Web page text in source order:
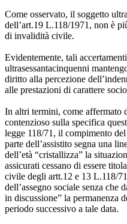
Come osservato, il soggetto
dell’art.19 L.118/1971, non è
di invalidità civile.
Evidentemente, tali
ultrasessantacinquenni
diritto alla percezione
alle prestazioni di carattere
In altri termini, come affermato
contenzioso sulla specifica
legge 118/71, il compimento
parte dell’assistito segna una
dell’età “cristallizza” la
assicurati cessano di essere
civile degli artt.12 e 13 L.118/
dell’assegno sociale senza che
in discussione” la permanenza
periodo successivo a tale data.